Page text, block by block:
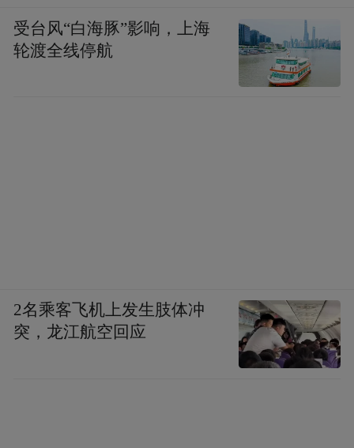
受台风“白海豚”影响，上海
轮渡全线停航
2名乘客飞机上发生肢体冲
突，龙江航空回应